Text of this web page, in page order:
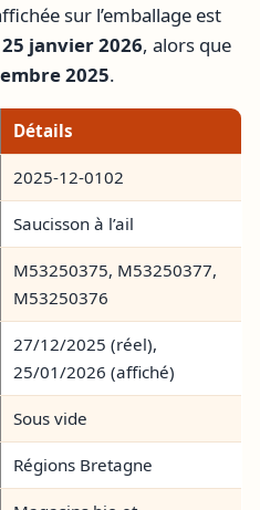
sur l’emballage est
25 janvier 2026, alors que
2025.
Détails
2025-12-0102
Saucisson à l’ail
M53250375, M53250377,
M53250376
27/12/2025 (réel),
25/01/2026 (affiché)
Sous vide
Régions Bretagne